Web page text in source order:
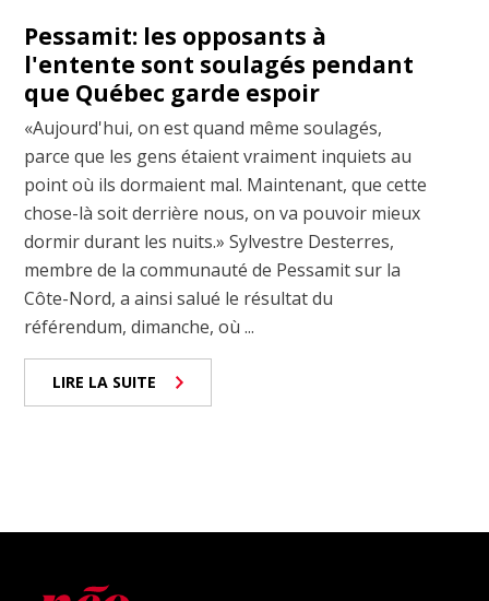
Pessamit: les opposants à
l'entente sont soulagés pendant
que Québec garde espoir
«Aujourd'hui, on est quand même soulagés,
parce que les gens étaient vraiment inquiets au
point où ils dormaient mal. Maintenant, que cette
chose-là soit derrière nous, on va pouvoir mieux
dormir durant les nuits.» Sylvestre Desterres,
membre de la communauté de Pessamit sur la
Côte-Nord, a ainsi salué le résultat du
référendum, dimanche, où ...
LIRE LA SUITE